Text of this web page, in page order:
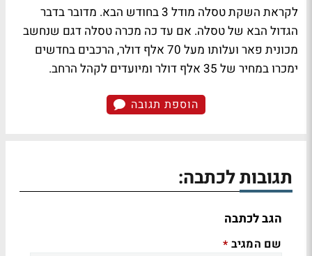
לקראת השקת טסלה מודל 3 בחודש הבא. מדובר בדבר
הגדול הבא של טסלה. אם עד כה מכרה טסלה דגם שנחשב
מכונית פאר ועלותו מעל 70 אלף דולר, הרכבים בחדשים
ימכרו במחיר של 35 אלף דולר ומיועדים לקהל הרחב.
הוספת תגובה
תגובות לכתבה:
הגב לכתבה
שם המגיב *